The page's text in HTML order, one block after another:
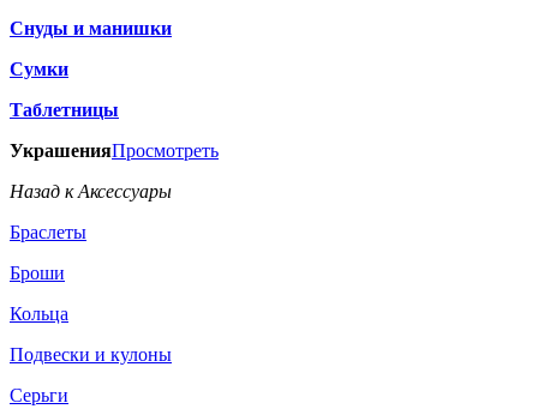
Снуды и манишки
Сумки
Таблетницы
УкрашенияПросмотреть
Назад к Аксессуары
Браслеты
Броши
Кольца
Подвески и кулоны
Серьги